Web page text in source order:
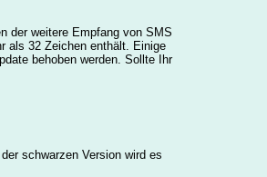
der weitere Empfang von SMS
als 32 Zeichen enthält. Einige
behoben werden. Sollte Ihr
schwarzen Version wird es